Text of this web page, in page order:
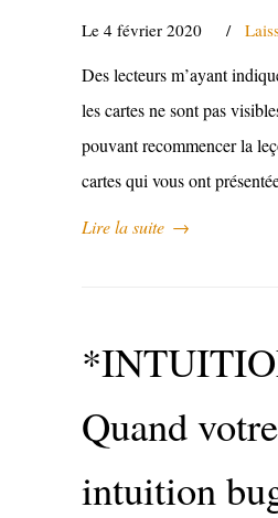
Le 4 février 2020 /
Des lecteurs m’ayant
les cartes ne sont pas
pouvant recommencer la
cartes qui vous ont
Lire la suite →
Quand votre
intuition